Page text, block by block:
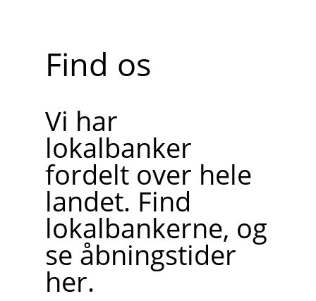
Find os
Vi har
lokalbanker
fordelt over hele
landet. Find
lokalbankerne, og
se åbningstider
her.